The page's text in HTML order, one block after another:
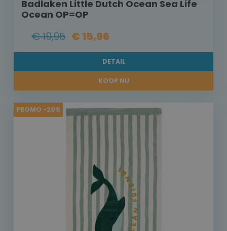
Badlaken Little Dutch Ocean Sea Life
Ocean OP=OP
€ 19,95 € 15,96
DETAIL
KOOP NU
PROMO -20%